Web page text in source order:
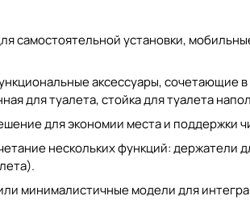
самостоятельной установки,
аксессуары, сочетающие
для туалета,стойка для туалета
для экономии места и поддержки
нескольких функций: держатели
).
минималистичные модели для